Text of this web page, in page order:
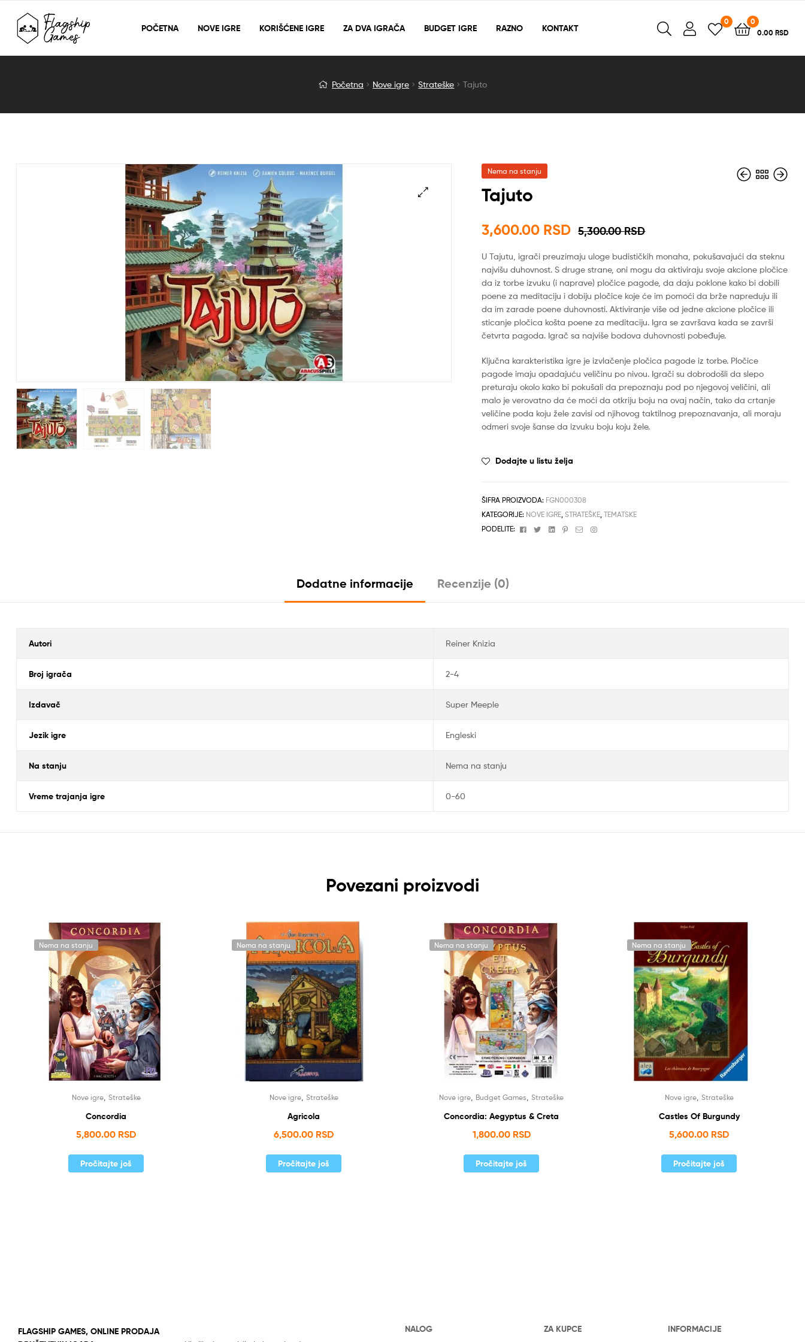
POČETNA NOVE IGRE KORIŠĆENE IGRE ZA DVA IGRAČA BUDGET IGRE RAZNO KONTAKT
0
0
0.00 RSD
Detail
Početna Nove igre Strateške Tajuto
Nema na stanju
Tajuto
5,300.00RSD
3,600.00 RSD
U Tajutu, igrači preuzimaju uloge budističkih monaha, pokušavajući da steknu
najvišu duhovnost. S druge strane, oni mogu da aktiviraju svoje akcione pločice
da iz torbe izvuku (i naprave) pločice pagode, da daju poklone kako bi dobili
poene za meditaciju i dobiju pločice koje će im pomoći da brže napreduju ili
da im zarade poene duhovnosti. Aktiviranje više od jedne akcione pločice ili
sticanje pločica košta poene za meditaciju. Igra se završava kada se završi
četvrta pagoda. Igrač sa najviše bodova duhovnosti pobeđuje.
Ključna karakteristika igre je izvlačenje pločica pagode iz torbe. Pločice
pagode imaju opadajuću veličinu po nivou. Igrači su dobrodošli da slepo
preturaju okolo kako bi pokušali da prepoznaju pod po njegovoj veličini, ali
malo je verovatno da će moći da otkriju boju na ovaj način, tako da crtanje
veličine poda koju žele zavisi od njihovog taktilnog prepoznavanja, ali moraju
odmeri svoje šanse da izvuku boju koju žele.
Dodajte u listu želja
ŠIFRA PROIZVODA: FGN000308
KATEGORIJE: NOVE IGRE,STRATEŠKE,TEMATSKE
PODELITE:
FacebookTwitterLinkedinPinterest
EmailInstagram
Dodatne informacije Recenzije (0)
Autori Reiner Knizia
Broj igrača 2-4
Izdavač Super Meeple
Jezik igre Engleski
Na stanju Nema na stanju
Vreme trajanja igre 0-60
Povezani proizvodi
Nema na stanju
Nove igre, Strateške
Concordia
5,800.00 RSD
Pročitajte još
Nema na stanju
Nove igre, Strateške
Agricola
6,500.00 RSD
Pročitajte još
Nema na stanju
Nove igre Budget Games Strateške
Concordia: Aegyptus & Creta
1,800.00 RSD
Pročitajte još
Nema na stanju
Nove igre, Strateške
Castles Of Burgundy
5,600.00 RSD
Pročitajte još
FLAGSHIP GAMES, ONLINE PRODAJA
NALOG ZA KUPCE INFORMACIJE